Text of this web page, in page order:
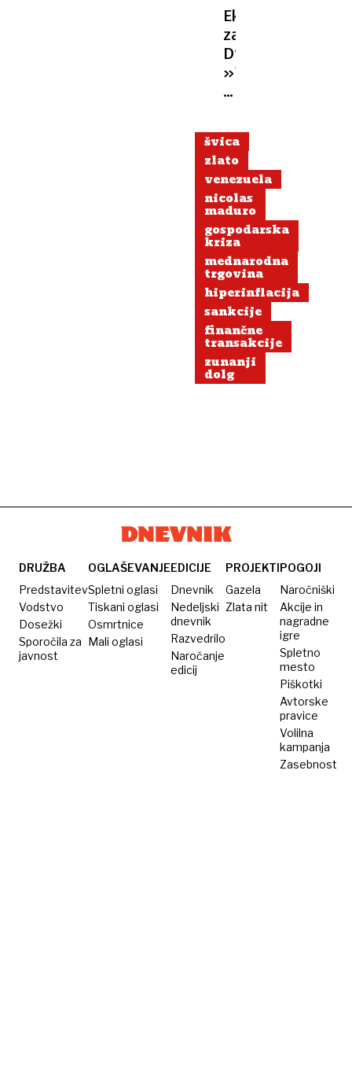
Ekskluzivno
za
Dnevnik:
»Tisti,
ki
bo
zagotovil
mir
in
boljše
življenje,
lahko
vzame
tudi
nafto«
švica
zlato
venezuela
nicolas
maduro
gospodarska
kriza
mednarodna
trgovina
hiperinflacija
sankcije
finančne
transakcije
zunanji
dolg
DRUŽBA
Predstavitev
Vodstvo
Dosežki
Sporočila za
javnost
OGLAŠEVANJE
Spletni oglasi
Tiskani oglasi
Osmrtnice
Mali oglasi
EDICIJE
Dnevnik
Nedeljski
dnevnik
Razvedrilo
Naročanje
edicij
PROJEKTI
Gazela
Zlata nit
POGOJI
Naročniški
Akcije in
nagradne
igre
Spletno
mesto
Piškotki
Avtorske
pravice
Volilna
kampanja
Zasebnost